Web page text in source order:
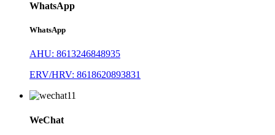
WhatsApp
WhatsApp
AHU: 8613246848935
ERV/HRV: 8618620893831
WeChat